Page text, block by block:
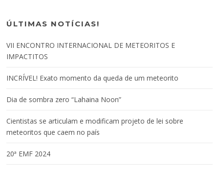
ÚLTIMAS NOTÍCIAS!
VII ENCONTRO INTERNACIONAL DE METEORITOS E
IMPACTITOS
INCRÍVEL! Exato momento da queda de um meteorito
Dia de sombra zero “Lahaina Noon”
Cientistas se articulam e modificam projeto de lei sobre
meteoritos que caem no país
20ª EMF 2024